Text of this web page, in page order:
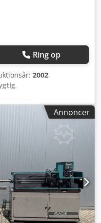
Ring op
2002,
,
2.320 mm, total
, samlet vægt:
600.460 mm
2.570 mm
9.999
, kølepumpeeffekt:180
600 mm,
7.470
prędkość obrotowa
KBR 460 NA –
metal | Skæring af stål,
Annoncer